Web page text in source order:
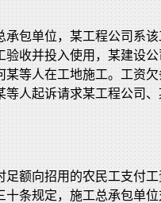
承包单位，某工程公司系
收并投入使用，某建设
等人在工地施工。工资
等人起诉请求某工程公司
足额向招用的农民工支付
条规定，施工总承包单